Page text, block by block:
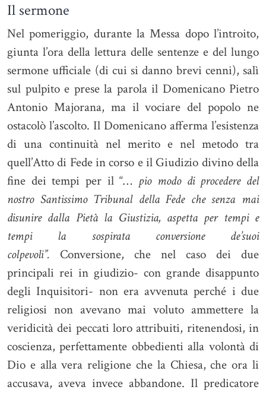
Il sermone
Nel pomeriggio, durante la Messa dopo l’introito,
giunta l’ora della lettura delle sentenze e del lungo
sermone ufficiale (di cui si danno brevi cenni), salì
sul pulpito e prese la parola il Domenicano Pietro
Antonio Majorana, ma il vociare del popolo ne
ostacolò l’ascolto. Il Domenicano afferma l’esistenza
di una continuità nel merito e nel metodo tra
quell’Atto di Fede in corso e il Giudizio divino della
fine dei tempi per il “… pio modo di procedere del
nostro Santissimo Tribunal della Fede che senza mai
disunire dalla Pietà la Giustizia, aspetta per tempi e
tempi la sospirata conversione de’suoi
colpevoli”. Conversione, che nel caso dei due
principali rei in giudizio- con grande disappunto
degli Inquisitori- non era avvenuta perché i due
religiosi non avevano mai voluto ammettere la
veridicità dei peccati loro attribuiti, ritenendosi, in
coscienza, perfettamente obbedienti alla volontà di
Dio e alla vera religione che la Chiesa, che ora li
accusava, aveva invece abbandone. Il predicatore